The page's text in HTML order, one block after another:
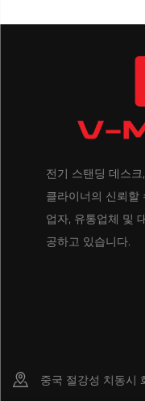
전기 스탠딩 데스
클라이너의 신뢰할
업자, 유통업체 및
공하고 있습니다.
중국 절강성 치동시